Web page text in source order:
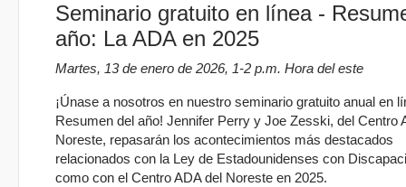
Seminario gratuito en línea -
año: La ADA en 2025
Martes, 13 de enero de 2026, 1-2 p.m. Hora del este
¡Únase a nosotros en nuestro seminario gratuito anual en
Resumen del año! Jennifer Perry y Joe Zesski, del Centro
Noreste, repasarán los acontecimientos más destacados
relacionados con la Ley de Estadounidenses con
como con el Centro ADA del Noreste en 2025.